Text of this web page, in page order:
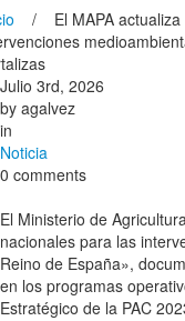
/ El MAPA actualiza
Julio 3rd, 2026
by agalvez
in
Noticia
0 comments
El Ministerio de
nacionales para las
Reino de España»,
en los programas
Estratégico de la PAC